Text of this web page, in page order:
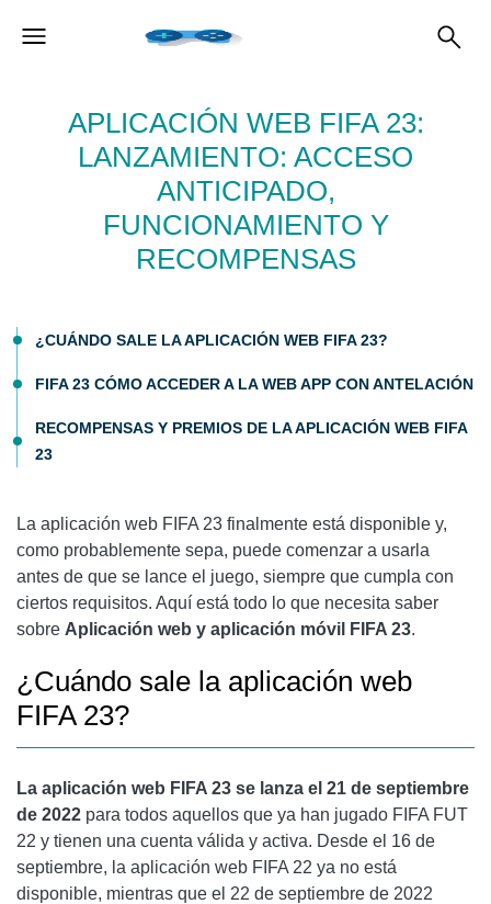
APLICACIÓN WEB FIFA 23:
LANZAMIENTO: ACCESO
ANTICIPADO,
FUNCIONAMIENTO Y
RECOMPENSAS
¿CUÁNDO SALE LA APLICACIÓN WEB FIFA 23?
FIFA 23 CÓMO ACCEDER A LA WEB APP CON ANTELACIÓN
RECOMPENSAS Y PREMIOS DE LA APLICACIÓN WEB FIFA
23
La aplicación web FIFA 23 finalmente está disponible y,
como probablemente sepa, puede comenzar a usarla
antes de que se lance el juego, siempre que cumpla con
ciertos requisitos. Aquí está todo lo que necesita saber
sobre Aplicación web y aplicación móvil FIFA 23.
¿Cuándo sale la aplicación web
FIFA 23?
La aplicación web FIFA 23 se lanza el 21 de septiembre
de 2022 para todos aquellos que ya han jugado FIFA FUT
22 y tienen una cuenta válida y activa. Desde el 16 de
septiembre, la aplicación web FIFA 22 ya no está
disponible, mientras que el 22 de septiembre de 2022